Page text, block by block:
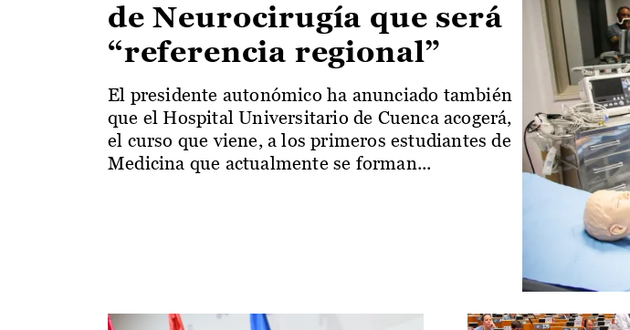
de Neurocirugía que será
“referencia regional”
El presidente autonómico ha anunciado también
que el Hospital Universitario de Cuenca acogerá,
el curso que viene, a los primeros estudiantes de
Medicina que actualmente se forman...